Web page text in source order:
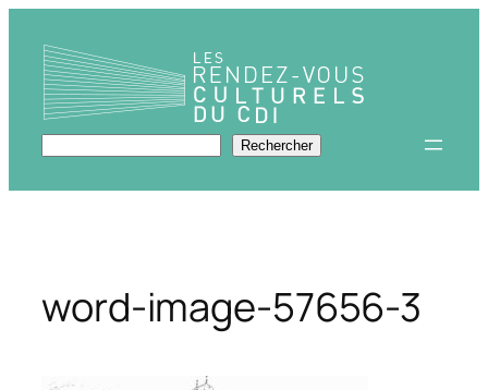
contenu
Rechercher Rechercher
word-image-57656-3